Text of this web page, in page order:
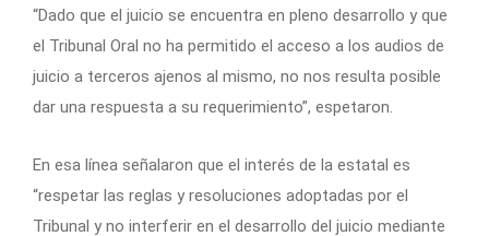
“Dado que el juicio se encuentra en pleno desarrollo y que
el Tribunal Oral no ha permitido el acceso a los audios de
juicio a terceros ajenos al mismo, no nos resulta posible
dar una respuesta a su requerimiento”, espetaron.
En esa línea señalaron que el interés de la estatal es
“respetar las reglas y resoluciones adoptadas por el
Tribunal y no interferir en el desarrollo del juicio mediante